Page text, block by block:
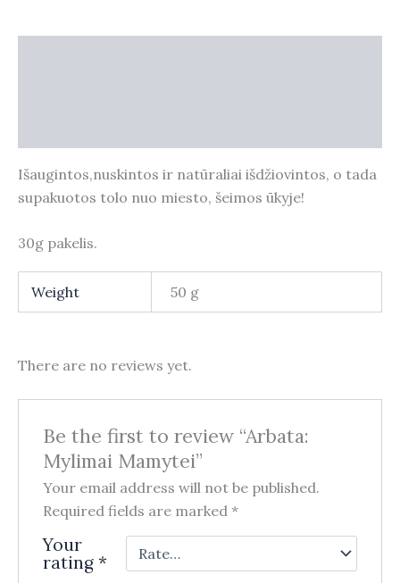
Išaugintos,nuskintos ir natūraliai išdžiovintos, o tada
supakuotos tolo nuo miesto, šeimos ūkyje!
30g pakelis.
Weight 50 g
There are no reviews yet.
Be the first to review “Arbata:
Mylimai Mamytei”
Your email address will not be published.
Required fields are marked *
Your
rating *